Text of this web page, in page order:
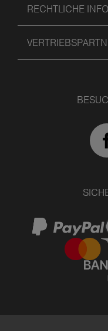
RECHTLICHE